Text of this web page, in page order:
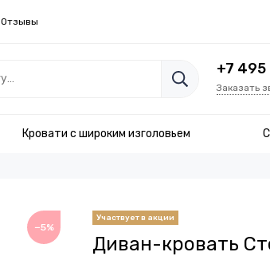
Отзывы
+7
Заказать
Кровати с широким изголовьем
−5%
Диван-кровать